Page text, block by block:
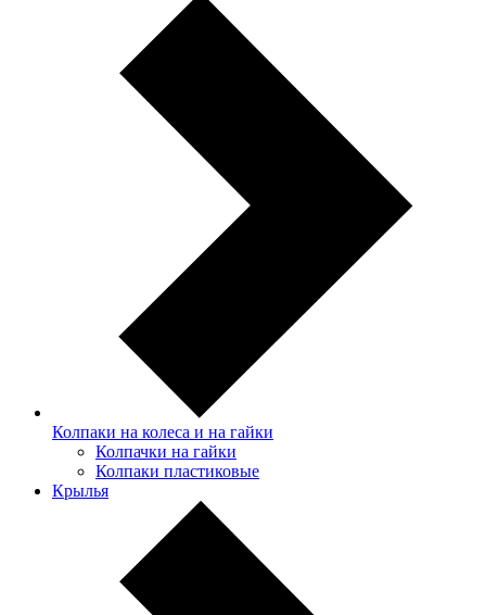
Колпаки на колеса и на гайки
Колпачки на гайки
Колпаки пластиковые
Крылья